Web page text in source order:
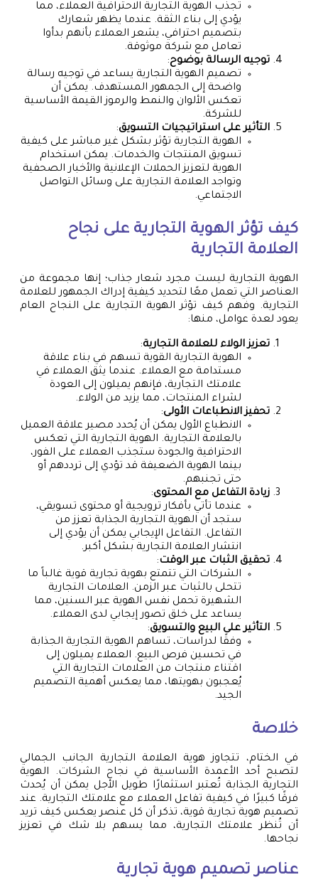
تجذب الهوية التجارية الاحترافية العملاء، مما
يؤدي إلى بناء الثقة. عندما يظهر شعارك
بتصميم احترافي، يشعر العملاء بأنهم بدأوا
تعامل مع شركة موثوقة.
توجيه الرسالة بوضوح:
تصميم الهوية التجارية يساعد في توجيه رسالة
واضحة إلى الجمهور المستهدف. يمكن أن
تعكس الألوان والنمط والرموز القيمة الأساسية
للشركة.
التأثير على استراتيجيات التسويق:
الهوية التجارية تؤثر بشكل غير مباشر على كيفية
تسويق المنتجات والخدمات. يمكن استخدام
الهوية لتعزيز الحملات الإعلانية والأخبار الصحفية
وتواجد العلامة التجارية على وسائل التواصل
الاجتماعي.
كيف تؤثر الهوية التجارية على نجاح
العلامة التجارية
الهوية التجارية ليست مجرد شعار جذاب؛ إنها مجموعة من
العناصر التي تعمل معًا لتحديد كيفية إدراك الجمهور للعلامة
التجارية. وفهم كيف تؤثر الهوية التجارية على النجاح العام
يعود لعدة عوامل، منها:
تعزيز الولاء للعلامة التجارية:
الهوية التجارية القوية تسهم في بناء علاقة
مستدامة مع العملاء. عندما يثق العملاء في
علامتك التجارية، فإنهم يميلون إلى العودة
لشراء المنتجات، مما يزيد من الولاء.
تحفيز الانطباعات الأولى:
الانطباع الأول يمكن أن يُحدد مصير علاقة العميل
بالعلامة التجارية. الهوية التجارية التي تعكس
الاحترافية والجودة ستجذب العملاء على الفور،
بينما الهوية الضعيفة قد تؤدي إلى ترددهم أو
حتى تجنبهم.
زيادة التفاعل مع المحتوى:
عندما تأتي بأفكار ترويجية أو محتوى تسويقي،
ستجد أن الهوية التجارية الجذابة تعزز من
التفاعل. التفاعل الإيجابي يمكن أن يؤدي إلى
انتشار العلامة التجارية بشكل أكبر.
تحقيق الثبات عبر الوقت:
الشركات التي تتمتع بهوية تجارية قوية غالباً ما
تتحلى بالثبات عبر الزمن. العلامات التجارية
الشهيرة تحمل نفس الهوية عبر السنين، مما
يساعد على خلق تصور إيجابي لدى العملاء.
التأثير على البيع والتسويق:
وفقًا لدراسات، تساهم الهوية التجارية الجذابة
في تحسين فرص البيع. العملاء يميلون إلى
اقتناء منتجات من العلامات التجارية التي
يُعجبون بهويتها، مما يعكس أهمية التصميم
الجيد.
خلاصة
في الختام، تتجاوز هوية العلامة التجارية الجانب الجمالي
لتصبح أحد الأعمدة الأساسية في نجاح الشركات. الهوية
التجارية الجذابة تُعتبر استثمارًا طويل الأجل يمكن أن يُحدث
فرقًا كبيرًا في كيفية تفاعل العملاء مع علامتك التجارية. عند
تصميم هوية تجارية قوية، تذكر أن كل عنصر يعكس كيف تريد
أن تُنظر علامتك التجارية، مما يسهم بلا شك في تعزيز
نجاحها.
عناصر تصميم هوية تجارية